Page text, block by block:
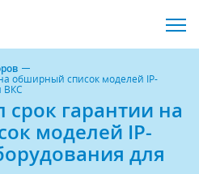
обширный список моделей IP-
ВКС
срок гарантии на
моделей IP-
для